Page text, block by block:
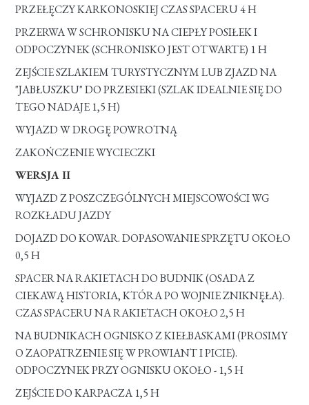
PRZEŁĘCZY KARKONOSKIEJ CZAS SPACERU 4 H
PRZERWA W SCHRONISKU NA CIEPŁY POSIŁEK I
ODPOCZYNEK (SCHRONISKO JEST OTWARTE) 1 H
ZEJŚCIE SZLAKIEM TURYSTYCZNYM LUB ZJAZD NA
"JABŁUSZKU" DO PRZESIEKI (SZLAK IDEALNIE SIĘ DO
TEGO NADAJE 1,5 H)
WYJAZD W DROGĘ POWROTNĄ
ZAKOŃCZENIE WYCIECZKI
WERSJA II
WYJAZD Z POSZCZEGÓLNYCH MIEJSCOWOŚCI WG
ROZKŁADU JAZDY
DOJAZD DO KOWAR. DOPASOWANIE SPRZĘTU OKOŁO
0,5 H
SPACER NA RAKIETACH DO BUDNIK (OSADA Z
CIEKAWĄ HISTORIA, KTÓRA PO WOJNIE ZNIKNĘŁA).
CZAS SPACERU NA RAKIETACH OKOŁO 2,5 H
NA BUDNIKACH OGNISKO Z KIEŁBASKAMI (PROSIMY
O ZAOPATRZENIE SIĘ W PROWIANT I PICIE).
ODPOCZYNEK PRZY OGNISKU OKOŁO - 1,5 H
ZEJŚCIE DO KARPACZA 1,5 H